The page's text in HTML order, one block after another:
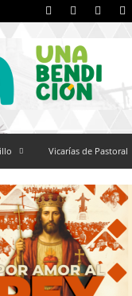
Vicarías de Pastoral